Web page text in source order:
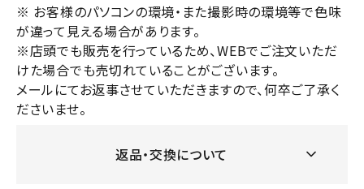
※ お客様のパソコンの環境・また撮影時の環境等で色味
が違って見える場合があります。
※店頭でも販売を行っているため、WEBでご注文いただ
けた場合でも売切れていることがございます。
メールにてお返事させていただきますので、何卒ご了承く
ださいませ。
返品・交換について